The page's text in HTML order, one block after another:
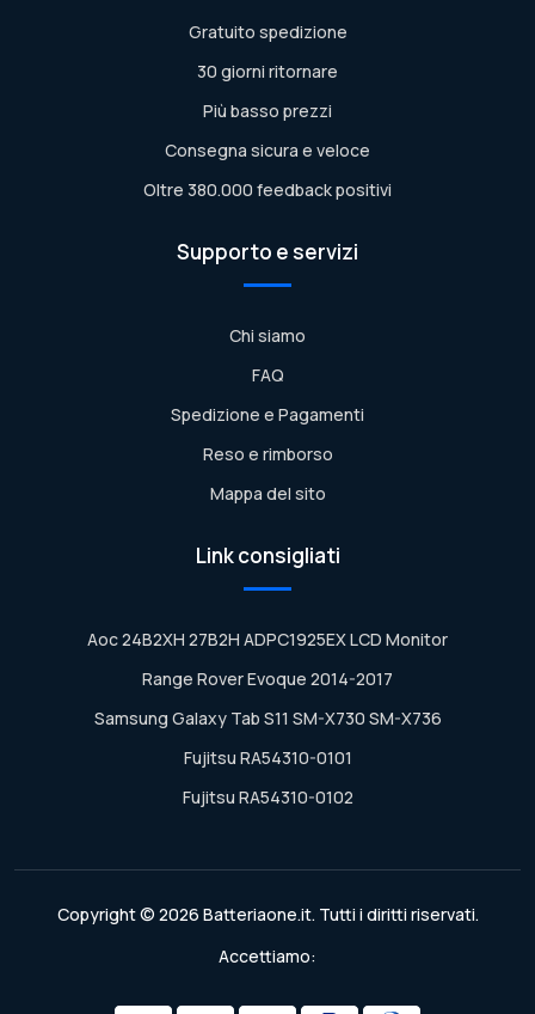
Gratuito spedizione
30 giorni ritornare
Più basso prezzi
Consegna sicura e veloce
Oltre 380.000 feedback positivi
Supporto e servizi
Chi siamo
FAQ
Spedizione e Pagamenti
Reso e rimborso
Mappa del sito
Link consigliati
Aoc 24B2XH 27B2H ADPC1925EX LCD Monitor
Range Rover Evoque 2014-2017
Samsung Galaxy Tab S11 SM-X730 SM-X736
Fujitsu RA54310-0101
Fujitsu RA54310-0102
Copyright © 2026 Batteriaone.it. Tutti i diritti riservati.
Accettiamo: